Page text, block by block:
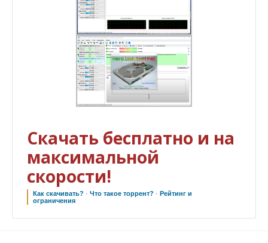
Скачать бесплатно и на
максимальной
скорости!
Как скачивать? ·Что такое торрент? · Рейтинг и
ограничения